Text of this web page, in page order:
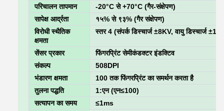
परिचालन तापमान
-20°C से +70°C (गैर-संक्षेपण)
सापेक्ष आर्द्रता
१५% से ९३% (गैर संक्षेपण)
विरोधी स्थैतिक
क्षमता
स्तर 4 (संपर्क डिस्चार्ज ±8KV, वायु डिस्चार्ज
सेंसर प्रकार
फिंगरप्रिंट सेमीकंडक्टर इंडक्टिव
संकल्प
508DPI
भंडारण क्षमता
100 तक फिंगरप्रिंट का समर्थन करता है
तुलना पद्धति
1:एन (एन≤100)
सत्यापन का समय
≤1ms